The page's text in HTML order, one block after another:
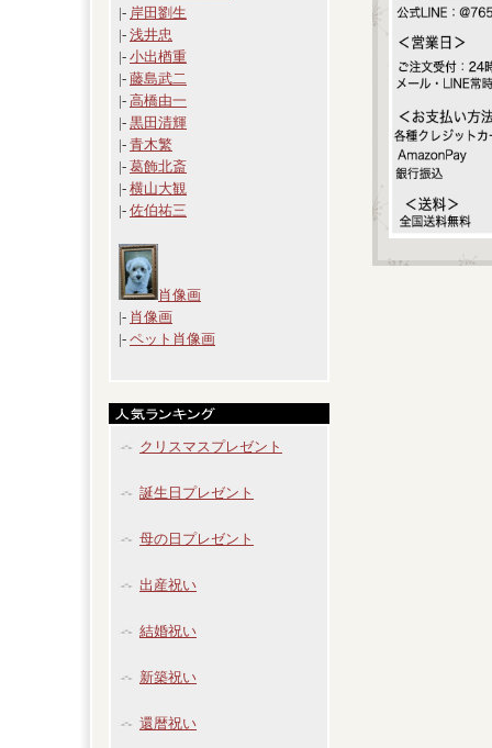
|- 岸田劉生
|- 浅井忠
|- 小出楢重
|- 藤島武二
|- 高橋由一
|- 黒田清輝
|- 青木繁
|- 葛飾北斎
|- 横山大観
|- 佐伯祐三
肖像画
|- 肖像画
|- ペット肖像画
クリスマスプレゼント
誕生日プレゼント
母の日プレゼント
出産祝い
結婚祝い
新築祝い
還暦祝い